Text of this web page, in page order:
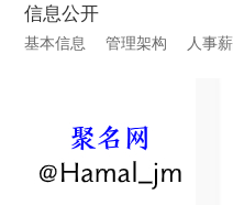
信息公开
基本信息 管理架构 人事